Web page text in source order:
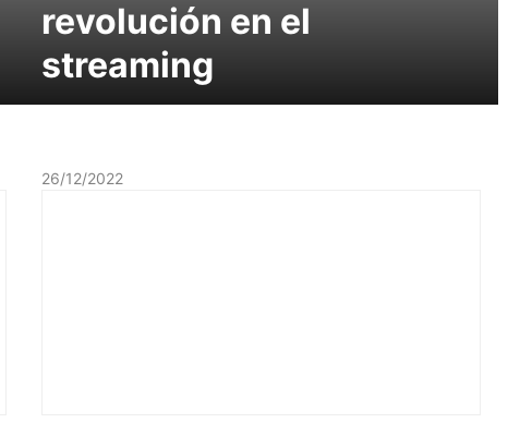
revolución en el
streaming
26/12/2022